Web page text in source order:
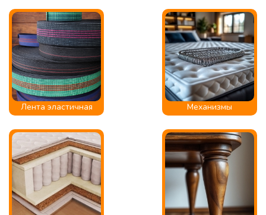
Лента эластичная Механизмы